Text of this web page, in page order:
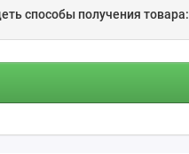
способы получения товара: